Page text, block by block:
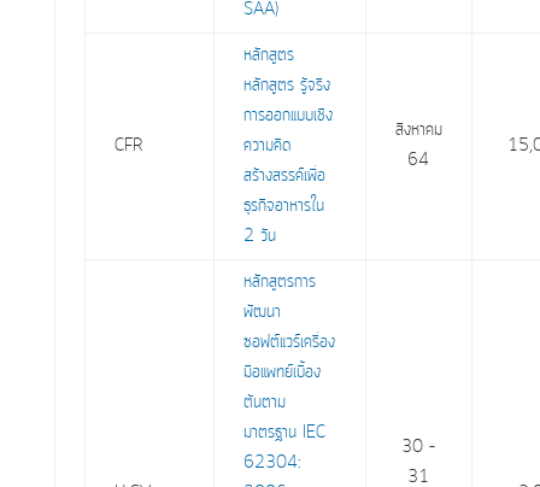
SAA)
CFR
หลักสูตร
หลักสูตร รู้จริง
การออกแบบเชิง
ความคิด
สร้างสรรค์เพื่อ
ธุรกิจอาหารใน
2 วัน
สิงหาคม
64
หลักสูตรการ
พัฒนา
ซอฟต์แวร์เครื่อง
มือแพทย์เบื้อง
ต้นตาม
มาตรฐาน IEC
62304:
30 –
31